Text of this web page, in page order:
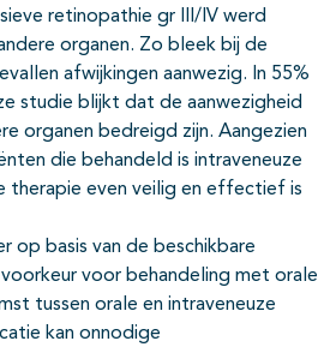
retinopathie gr III/IV werd
organen. Zo bleek bij de
afwijkingen aanwezig. In 55%
studie blijkt dat de aanwezigheid
organen bedreigd zijn. Aangezien
die behandeld is intraveneuze
therapie even veilig en effectief is
op basis van de beschikbare
voor behandeling met orale
tussen orale en intraveneuze
kan onnodige